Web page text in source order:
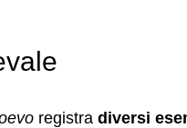
registra diversi